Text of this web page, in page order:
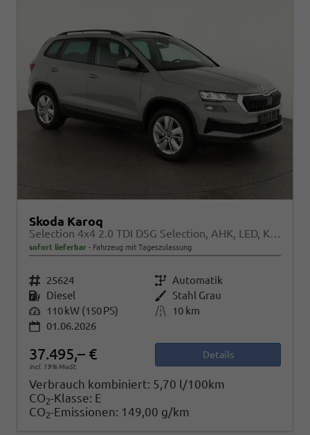
Skoda Karoq
Selection 4x4 2.0 TDI DSG Selection, AHK, LED, Kamera, Winter, 4 J.-Garantie
sofort lieferbar Fahrzeug mit Tageszulassung
Fahrzeugnr. 25624 Getriebe Automatik
Kraftstoff Diesel Außenfarbe Stahl Grau
Leistung 110 kW (150 PS) Kilometerstand
10 km
01.06.2026
37.495,– €
incl. 19% MwSt.
Details
Verbrauch kombiniert: 5,70 l/100km
CO2-Klasse: E
CO2-Emissionen: 149,00 g/km